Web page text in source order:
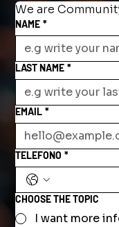
We are
NAME *
LAST NAME *
EMAIL *
TELEFONO *
CHOOSE THE TOPIC
I want more